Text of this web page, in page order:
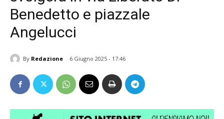
Benedetto e piazzale
Angelucci
By Redazione 6 Giugno 2025 - 17:46